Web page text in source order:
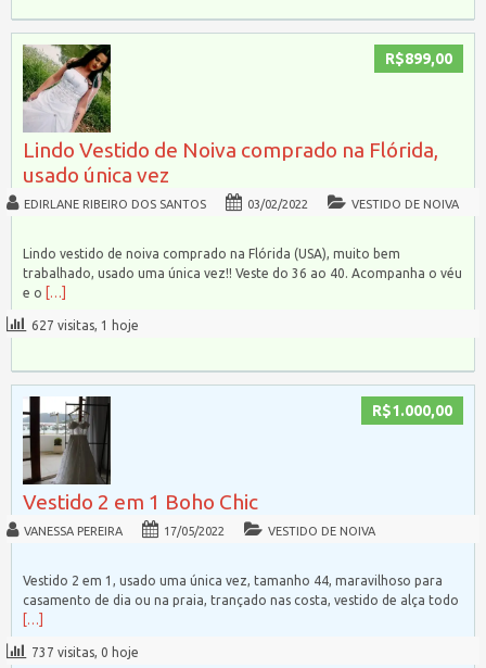
R$899,00
Lindo Vestido de Noiva comprado na Flórida,
usado única vez
EDIRLANE RIBEIRO DOS SANTOS 03/02/2022 VESTIDO DE NOIVA
Lindo vestido de noiva comprado na Flórida (USA), muito bem
trabalhado, usado uma única vez!! Veste do 36 ao 40. Acompanha o véu
e o […]
627 visitas, 1 hoje
R$1.000,00
Vestido 2 em 1 Boho Chic
VANESSA PEREIRA 17/05/2022 VESTIDO DE NOIVA
Vestido 2 em 1, usado uma única vez, tamanho 44, maravilhoso para
casamento de dia ou na praia, trançado nas costa, vestido de alça todo
[…]
737 visitas, 0 hoje